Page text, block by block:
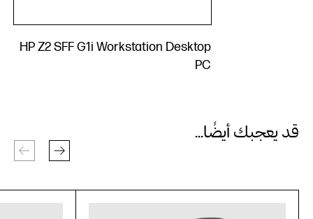
HP Z2 SFF G1i Workstation Desktop
PC
قد يعجبك أيضًا...